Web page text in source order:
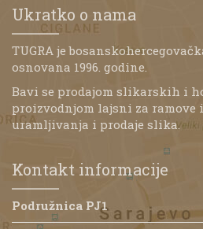
Ukratko o nama
TUGRA je
osnovana 1996. godine.
Bavi se prodajom slikarskih i
proizvodnjom lajsni za ramove
uramljivanja i prodaje slika.
Kontakt informacije
Podružnica PJ1